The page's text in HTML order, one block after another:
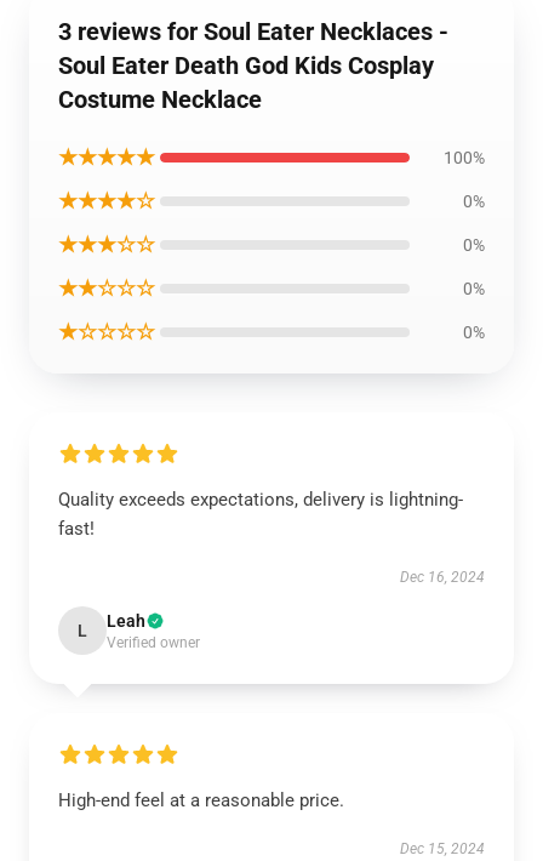
3 reviews for Soul Eater Necklaces -
Soul Eater Death God Kids Cosplay
Costume Necklace
★★★★★ 100%
★★★★☆ 0%
★★★☆☆ 0%
★★☆☆☆ 0%
★☆☆☆☆ 0%
Quality exceeds expectations, delivery is lightning-
fast!
Dec 16, 2024
L Leah
Verified owner
High-end feel at a reasonable price.
Dec 15, 2024